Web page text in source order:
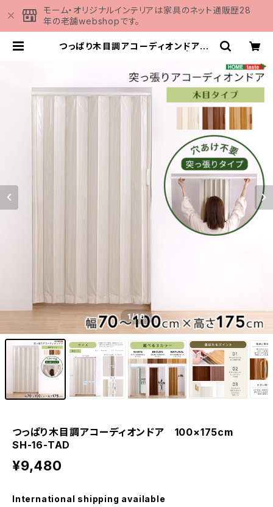
モーム・オリジナルインテリアは家具のネット通販歴28
年の老舗webshopです。
つっぱり木目調アコーディオンドア 1
1/10
つっぱり木目調アコーディオンドア 100×175cm
SH-16-TAD
¥9,480
International shipping available